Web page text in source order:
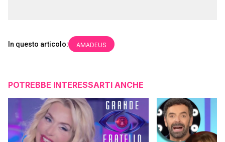
In questo articolo: AMADEUS
POTREBBE INTERESSARTI ANCHE